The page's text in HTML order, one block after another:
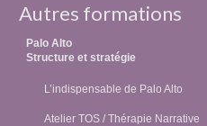
Autres formations
Palo Alto
Structure et stratégie
L’indispensable de Palo Alto
Atelier TOS / Thérapie Narrative